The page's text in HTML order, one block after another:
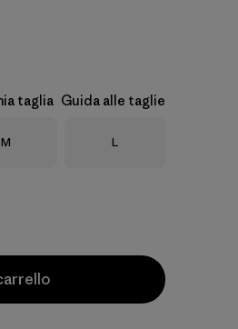
taglia Guida alle taglie
Taglia
M Taglia
L